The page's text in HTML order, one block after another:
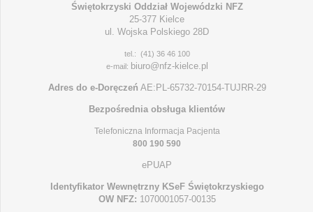
Świętokrzyski Oddział Wojewódzki NFZ
25-377 Kielce
ul. Wojska Polskiego 28D
tel.: (41) 36 46 100
e-mail: biuro@nfz-kielce.pl
Adres do e-Doręczeń AE:PL-65732-70154-TUJRR-29
Bezpośrednia obsługa klientów
Telefoniczna Informacja Pacjenta
800 190 590
ePUAP
Identyfikator Wewnętrzny KSeF Świętokrzyskiego
OW NFZ: 1070001057-00135